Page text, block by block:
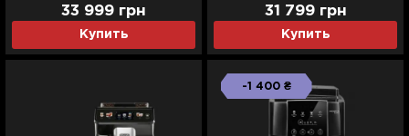
(Titanium/Black)
Купить
33 999 грн
Купить
31 799 грн
-1 400 ₴